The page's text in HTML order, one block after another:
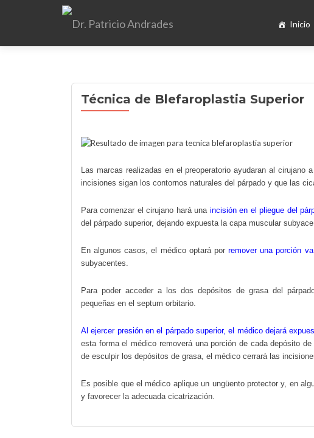
Inicio
Técnica de Blefaroplastia Superior
Las marcas realizadas en el preoperatorio ayudaran al cirujano
incisiones sigan los contornos naturales del párpado y que las
Para comenzar el cirujano hará una incisión en el pliegue del
del párpado superior, dejando expuesta la capa muscular
En algunos casos, el médico optará porremover una porción
subyacentes.
Para poder acceder a los dos depósitos de grasa del
pequeñas en el septum orbitario.
Al ejercer presión en el párpado superior, el médico dejará
esta forma el médico removerá una porción de cada depósito
de esculpir los depósitos de grasa, el médico cerrará las
Es posible que el médico aplique un ungüento protector y, en
y favorecer la adecuada cicatrización.